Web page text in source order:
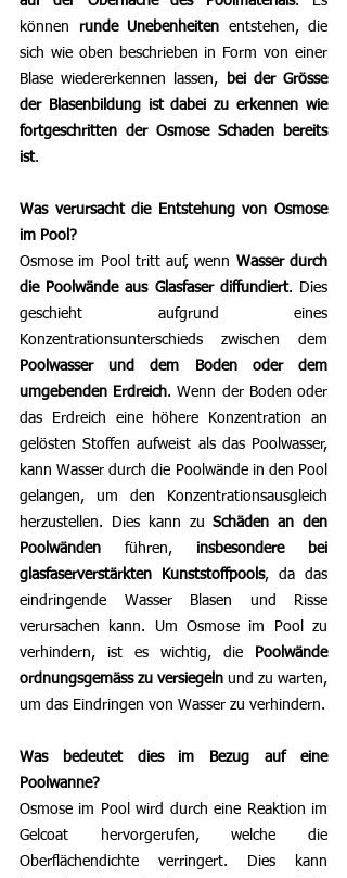
können
runde Unebenheiten entstehen, die
sich wie oben beschrieben in Form von einer
Blase wiedererkennen lassen,
bei der Grösse
der Blasenbildung ist dabei zu erkennen wie
fortgeschritten der Osmose Schaden bereits
ist.
Was verursacht die Entstehung von Osmose
im Pool?
Osmose im Pool tritt auf, wenn Wasser durch
die Poolwände aus Glasfaser diffundiert. Dies
geschieht aufgrund eines
Poolwasser und dem Boden oder dem
umgebenden Erdreich. Wenn der Boden oder
das Erdreich eine höhere Konzentration an
gelösten Stoffen aufweist als das Poolwasser,
kann Wasser durch die Poolwände in den Pool
gelangen, um den Konzentrationsausgleich
herzustellen. Dies kann zu Schäden an den
Poolwänden führen, insbesondere bei
glasfaserverstärkten Kunststoffpools, da das
eindringende Wasser Blasen und Risse
verursachen kann. Um Osmose im Pool zu
verhindern, ist es wichtig, die
Poolwände
ordnungsgemäss zu versiegeln und zu warten,
um das Eindringen von Wasser zu verhindern.
Was bedeutet dies im Bezug auf eine
Poolwanne?
Osmose im Pool wird durch eine Reaktion im
Gelcoat hervorgerufen, welche die
Oberflächendichte verringert. Dies kann